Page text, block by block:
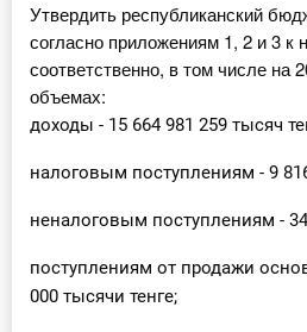
Участник ВЭД
Практика ИП
Юридический помощник
Утвердить республиканский
согласно приложениям 1, 2 и 3 к
соответственно, в том числе на
объемах:
доходы - 15 664 981 259 тысяч
налоговым поступлениям - 9
неналоговым поступлениям -
поступлениям от продажи
000 тысячи тенге;